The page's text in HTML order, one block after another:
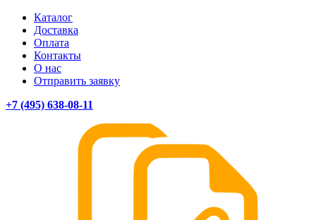
Каталог
Доставка
Оплата
Контакты
О нас
Отправить заявку
+7 (495) 638-08-11